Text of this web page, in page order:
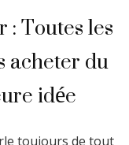
Toutes les
acheter du
idée
toujours de tout